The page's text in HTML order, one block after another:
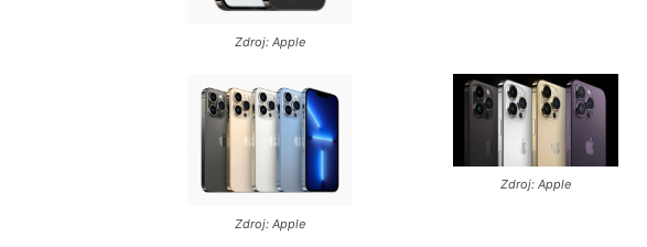
Zdroj: Apple
Zdroj: Apple
Zdroj: Apple